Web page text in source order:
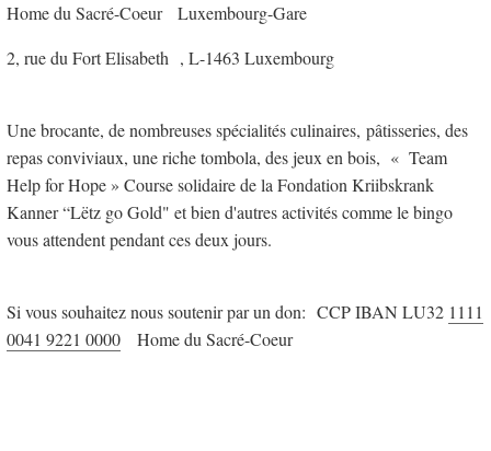
Home du Sacré-Coeur Luxembourg-Gare
2, rue du Fort Elisabeth , L-1463 Luxembourg
Une brocante, de nombreuses spécialités culinaires, pâtisseries, des
repas conviviaux, une riche tombola, des jeux en bois, « Team
Help for Hope » Course solidaire de la Fondation Kriibskrank
Kanner “Lëtz go Gold" et bien d'autres activités comme le bingo
vous attendent pendant ces deux jours.
Si vous souhaitez nous soutenir par un don: CCP IBAN LU32 1111
0041 9221 0000 Home du Sacré-Coeur